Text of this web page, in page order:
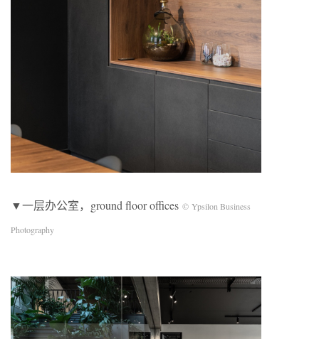
▼一层办公室，ground floor offices © Ypsilon Business
Photography